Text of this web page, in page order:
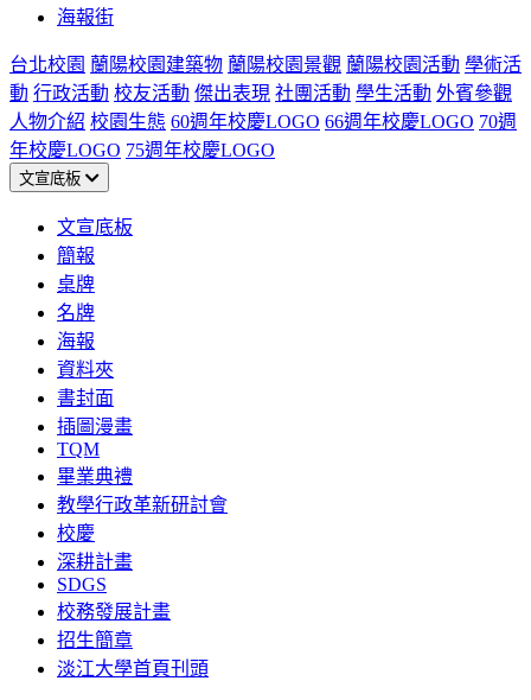
海報街
台北校園 蘭陽校園建築物 蘭陽校園景觀 蘭陽校園活動 學術活
動 行政活動 校友活動 傑出表現 社團活動 學生活動 外賓參觀
人物介紹 校園生態 60週年校慶LOGO 66週年校慶LOGO 70週
年校慶LOGO 75週年校慶LOGO
文宣底板
文宣底板
簡報
桌牌
名牌
海報
資料夾
書封面
插圖漫畫
TQM
畢業典禮
教學行政革新研討會
校慶
深耕計畫
SDGS
校務發展計畫
招生簡章
淡江大學首頁刊頭